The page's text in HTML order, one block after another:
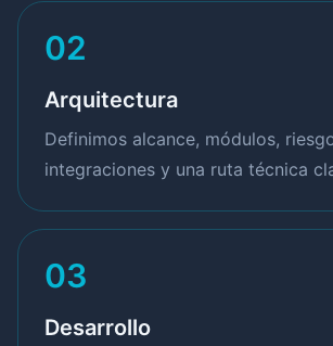
02
Arquitectura
Definimos alcance, módulos,
integraciones y una ruta técnica
03
Desarrollo